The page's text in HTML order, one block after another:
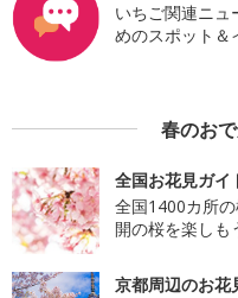
いちご関連ニュ
めのスポット＆
春のお
全国お花見ガイ
全国1400カ所
開の桜を楽しも
京都周辺のお花